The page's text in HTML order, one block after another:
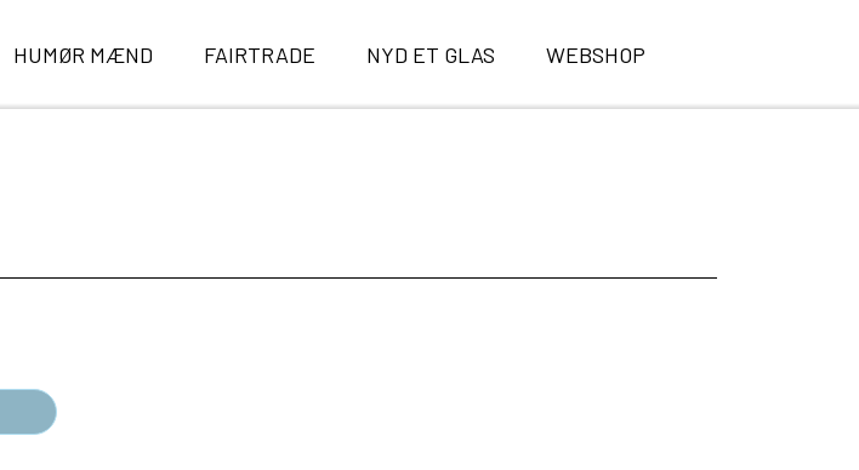
HUMØR MÆND FAIRTRADE NYD ET GLAS WEBSHOP